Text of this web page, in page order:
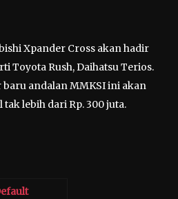
Xpander Cross akan hadir
Toyota Rush, Daihatsu Terios.
andalan MMKSI ini akan
lebih dari Rp. 300 juta.